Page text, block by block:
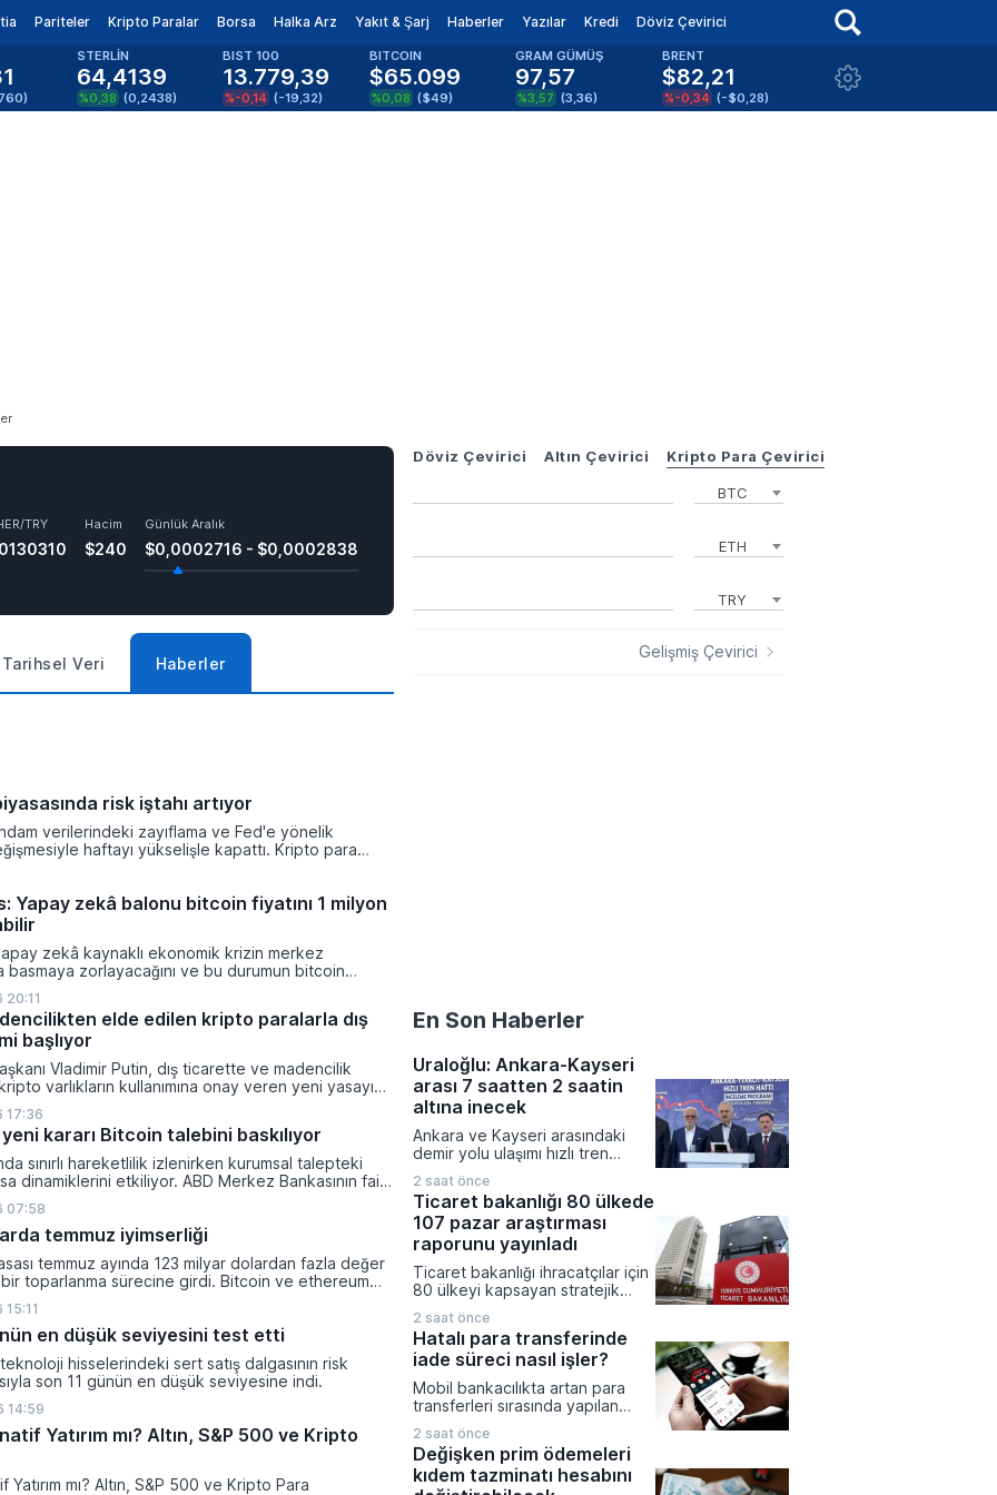
Pariteler Kripto Paralar Borsa Halka Arz Yakıt & Şarj Haberler Yazılar Kredi Döviz Çevirici
)
STERLİN
64,4139
%0,38 (0,2438)
BIST 100
13.779,39
%-0,14 (-19,32)
BITCOIN
$65.099
%0,08 ($49)
GRAM GÜMÜŞ
97,57
%3,57 (3,36)
BRENT
$82,21
%-0,34 (-$0,28)
TRY Hacim
$240
Günlük Aralık
$0,0002716 - $0,0002838
Tarihsel Veri Haberler
risk iştahı artıyor
verilerindeki zayıflama ve Fed'e yönelik
haftayı yükselişle kapattı. Kripto para
enflasyon rakamlarına ve küresel gelişmelere
Yapay zekâ balonu bitcoin fiyatını 1 milyon
zekâ kaynaklı ekonomik krizin merkez
basmaya zorlayacağını ve bu durumun bitcoin
dolara taşıyabileceğini öngörürken beyaz yakalı iş
kredi krizinin küresel likidite artışına yol
ve bitcoinin bu süreçte en hızlı tepki veren varlık
elde edilen kripto paralarla dış
başlıyor
Vladimir Putin, dış ticarette ve madencilik
varlıkların kullanımına onay veren yeni yasayı
bu düzenleme çerçevesinde madencilikten
paraların belirli şartlar altında dolaşımına ve menkul
kullanılmasına olanak sağlanıyor.
17:36
kararı Bitcoin talebini baskılıyor
sınırlı hareketlilik izlenirken kurumsal talepteki
dinamiklerini etkiliyor. ABD Merkez Bankasının faiz
dar bantta seyreden kripto para birimi, düzenleme
belirsizliklerle baskı altında kalmaya devam ediyor.
07:58
temmuz iyimserliği
temmuz ayında 123 milyar dolardan fazla değer
bir toparlanma sürecine girdi. Bitcoin ve ethereum
bu yükselişle birlikte toplam piyasa büyüklüğü
780 milyon dolar seviyesine ulaştı.
en düşük seviyesini test etti
hisselerindeki sert satış dalgasının risk
son 11 günün en düşük seviyesine indi.
14:59
Yatırım mı? Altın, S&P 500 ve Kripto
mı? Altın, S&P 500 ve Kripto Para
Döviz Çevirici Altın Çevirici Kripto Para Çevirici
BTC
ETH
TRY
Gelişmiş Çevirici
En Son Haberler
Uraloğlu: Ankara-Kayseri
arası 7 saatten 2 saatin
altına inecek
Ankara ve Kayseri arasındaki
demir yolu ulaşımı hızlı tren
yolculuk süresinde devrim
niteliğinde bir kısalma yaşanıyor.
Ulaştırma ve Altyapı Bakanlığı
tarafından yürütülen çalışmalar
sonucunda mevcut durumda 7
saati bulan seyahat süresinin 1
saat 45 dakikaya inmesi
hedefleniyor.
2 saat önce
Ticaret bakanlığı 80 ülkede
107 pazar araştırması
raporunu yayınladı
Ticaret bakanlığı ihracatçılar için
80 ülkeyi kapsayan stratejik
Ticaret müşavirleri tarafından
hazırlanan 107 farklı rapor, Türk
iş dünyasının yeni pazarlara giriş
stratejilerine rehberlik etmek
üzere dijital platformda erişime
açıldı.
2 saat önce
Hatalı para transferinde
iade süreci nasıl işler?
Mobil bankacılıkta artan para
transferleri sırasında yapılan
mali kayıplara yol açabileceği
konusunda uzmanlar tarafından
kritik uyarılar yapılıyor. İşlem
2 saat önce
Değişken prim ödemeleri
kıdem tazminatı hesabını